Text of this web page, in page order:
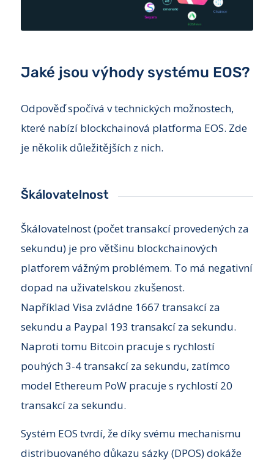
Jaké jsou výhody systému EOS?
Odpověď spočívá v technických možnostech,
které nabízí blockchainová platforma EOS. Zde
je několik důležitějších z nich.
Škálovatelnost
Škálovatelnost (počet transakcí provedených za
sekundu) je pro většinu blockchainových
platforem vážným problémem. To má negativní
dopad na uživatelskou zkušenost.
Například Visa zvládne 1667 transakcí za
sekundu a Paypal 193 transakcí za sekundu.
Naproti tomu Bitcoin pracuje s rychlostí
pouhých 3-4 transakcí za sekundu, zatímco
model Ethereum PoW pracuje s rychlostí 20
transakcí za sekundu.
Systém EOS tvrdí, že díky svému mechanismu
distribuovaného důkazu sázky (DPOS) dokáže